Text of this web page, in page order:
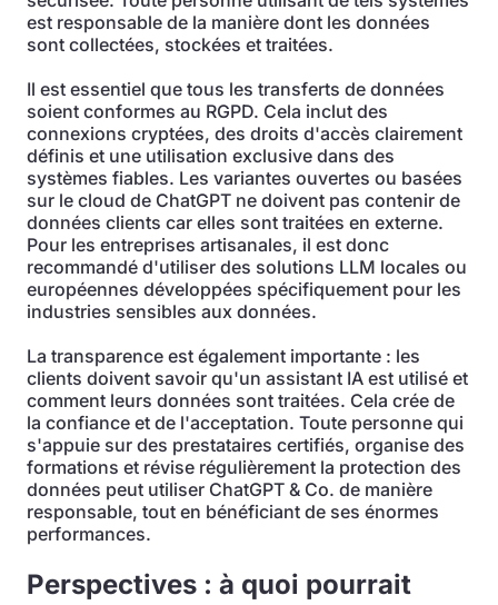
est responsable de la manière dont les données
sont collectées, stockées et traitées.
Il est essentiel que tous les transferts de données
soient conformes au RGPD. Cela inclut des
connexions cryptées, des droits d'accès clairement
définis et une utilisation exclusive dans des
systèmes fiables. Les variantes ouvertes ou basées
sur le cloud de ChatGPT ne doivent pas contenir de
données clients car elles sont traitées en externe.
Pour les entreprises artisanales, il est donc
recommandé d'utiliser des solutions LLM locales ou
européennes développées spécifiquement pour les
industries sensibles aux données.
La transparence est également importante : les
clients doivent savoir qu'un assistant IA est utilisé et
comment leurs données sont traitées. Cela crée de
la confiance et de l'acceptation. Toute personne qui
s'appuie sur des prestataires certifiés, organise des
formations et révise régulièrement la protection des
données peut utiliser ChatGPT & Co. de manière
responsable, tout en bénéficiant de ses énormes
performances.
Perspectives : à quoi pourrait